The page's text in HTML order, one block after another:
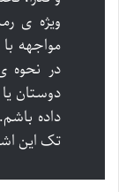
ویژه ی
مواجهه
در نحوه
دوستان
داده
تک این